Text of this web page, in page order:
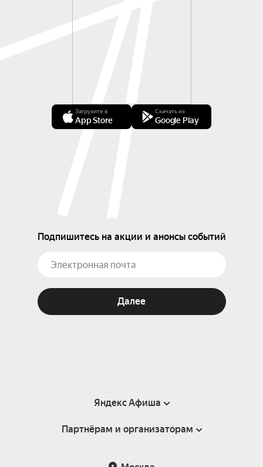
Загрузите в
App Store
Скачать из
Google Play
Подпишитесь на акции и анонсы событий
Далее
Яндекс Афиша
Справка
Партнёрам и организаторам